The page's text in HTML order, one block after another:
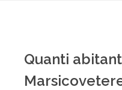
Quanti